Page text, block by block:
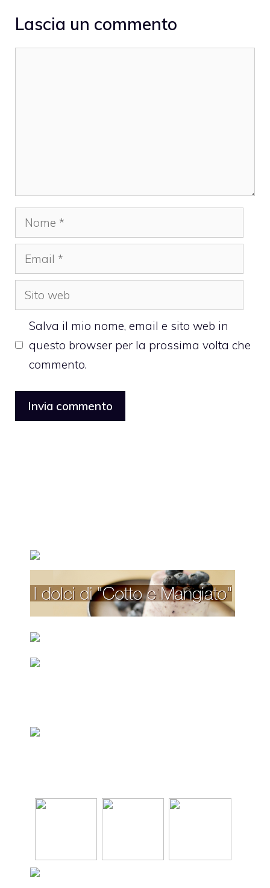
Lascia un commento
Nome
Email
Sito
web
Salva il mio nome, email e sito web in
questo browser per la prossima volta che
commento.